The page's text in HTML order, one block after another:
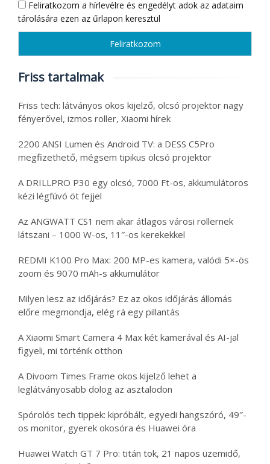
Feliratkozom a hírlevélre és engedélyt adok az adataim
tárolására ezen az űrlapon keresztül
Friss tartalmak
Friss tech: látványos okos kijelző, olcsó projektor nagy
fényerővel, izmos roller, Xiaomi hírek
2200 ANSI Lumen és Android TV: a DESS C5Pro
megfizethető, mégsem tipikus olcsó projektor
A DRILLPRO P30 egy olcsó, 7000 Ft-os, akkumulátoros
kézi légfúvó öt fejjel
Az ANGWATT CS1 nem akar átlagos városi rollernek
látszani – 1000 W-os, 11″-os kerekekkel
REDMI K100 Pro Max: 200 MP-es kamera, valódi 5×-ös
zoom és 9070 mAh-s akkumulátor
Milyen lesz az időjárás? Ez az okos időjárás állomás
előre megmondja, elég rá egy pillantás
A Xiaomi Smart Camera 4 Max két kamerával és AI-jal
figyeli, mi történik otthon
A Divoom Times Frame okos kijelző lehet a
leglátványosabb dolog az asztalodon
Spórolós tech tippek: kipróbált, egyedi hangszóró, 49″-
os monitor, gyerek okosóra és Huawei óra
Huawei Watch GT 7 Pro: titán tok, 21 napos üzemidő,